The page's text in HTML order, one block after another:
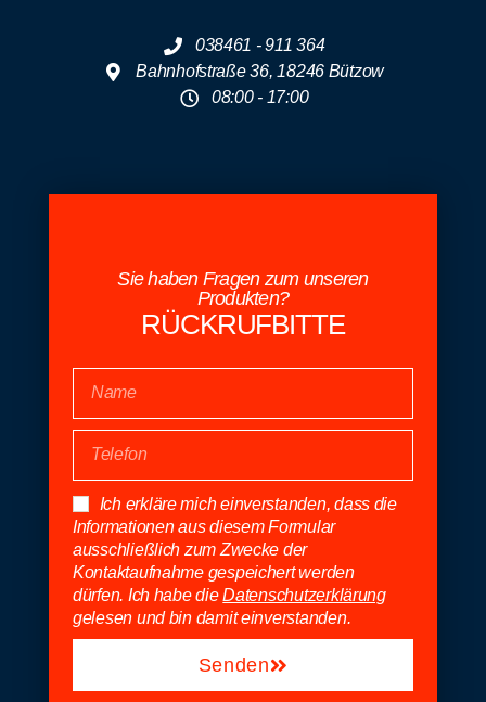
038461 - 911 364
Bahnhofstraße 36, 18246 Bützow
08:00 - 17:00
Sie haben Fragen zum unseren
Produkten?
RÜCKRUFBITTE
Ich erkläre mich einverstanden, dass die
Informationen aus diesem Formular
ausschließlich zum Zwecke der
Kontaktaufnahme gespeichert werden
dürfen. Ich habe dieDatenschutzerklärung
gelesen und bin damit einverstanden.
Senden